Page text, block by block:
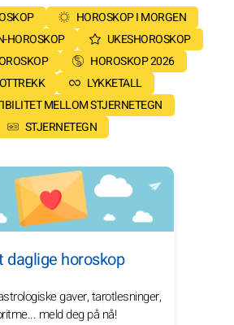
HOROSKOP I MORGEN
HOROSKOP
UKESHOROSKOP
HOROSKOP 2026
LYKKETALL
MELLOM STJERNETEGN
STJERNETEGN
daglige horoskop
gaver, tarotlesninger,
meld deg på nå!